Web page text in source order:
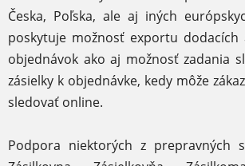
Česka, Poľska, ale aj iných
poskytuje možnosť exportu dodacích
objednávok ako aj možnosť zadania
zásielky k objednávke, kedy môže
sledovať online.
Podpora niektorých z prepravných